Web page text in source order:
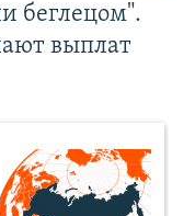
беглецом".
выплат